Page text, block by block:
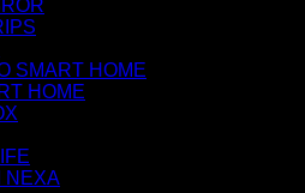
SMART HOME
HOME
NEXA